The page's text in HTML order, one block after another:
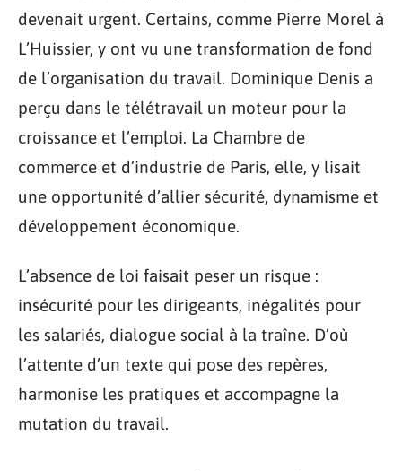
devenait urgent. Certains, comme Pierre Morel à
L’Huissier, y ont vu une transformation de fond
de l’organisation du travail. Dominique Denis a
perçu dans le télétravail un moteur pour la
croissance et l’emploi. La Chambre de
commerce et d’industrie de Paris, elle, y lisait
une opportunité d’allier sécurité, dynamisme et
développement économique.
L’absence de loi faisait peser un risque :
insécurité pour les dirigeants, inégalités pour
les salariés, dialogue social à la traîne. D’où
l’attente d’un texte qui pose des repères,
harmonise les pratiques et accompagne la
mutation du travail.